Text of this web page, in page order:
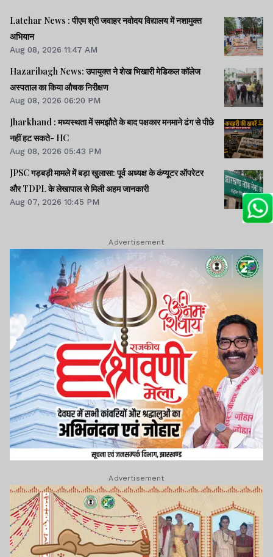
Latehar News : पीएम श्री जवाहर नवोदय विद्यालय में नशामुक्‍त
अभियान
Aug 08, 2026 11:47 AM
Hazaribagh News: उपायुक्त ने शेख भिखारी मेडिकल कॉलेज
अस्पताल का किया औचक निरीक्षण
Aug 08, 2026 06:20 PM
Jharkhand : मध्यस्थता में समझौते के बाद पक्षकार मनमाने ढंग से पीछे
नहीं हट सकते- HC
Aug 08, 2026 05:43 PM
JPSC गड़बड़ी मामले में बड़ा खुलासा: पूर्व अध्यक्ष के कंप्यूटर ऑपरेटर
और TDPL के लेखापाल से मिली अहम जानकारी
Aug 07, 2026 10:45 PM
Advertisement
Advertisement